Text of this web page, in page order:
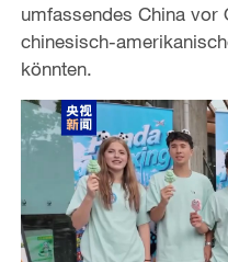
umfassendes China vor
chinesisch-
könnten.